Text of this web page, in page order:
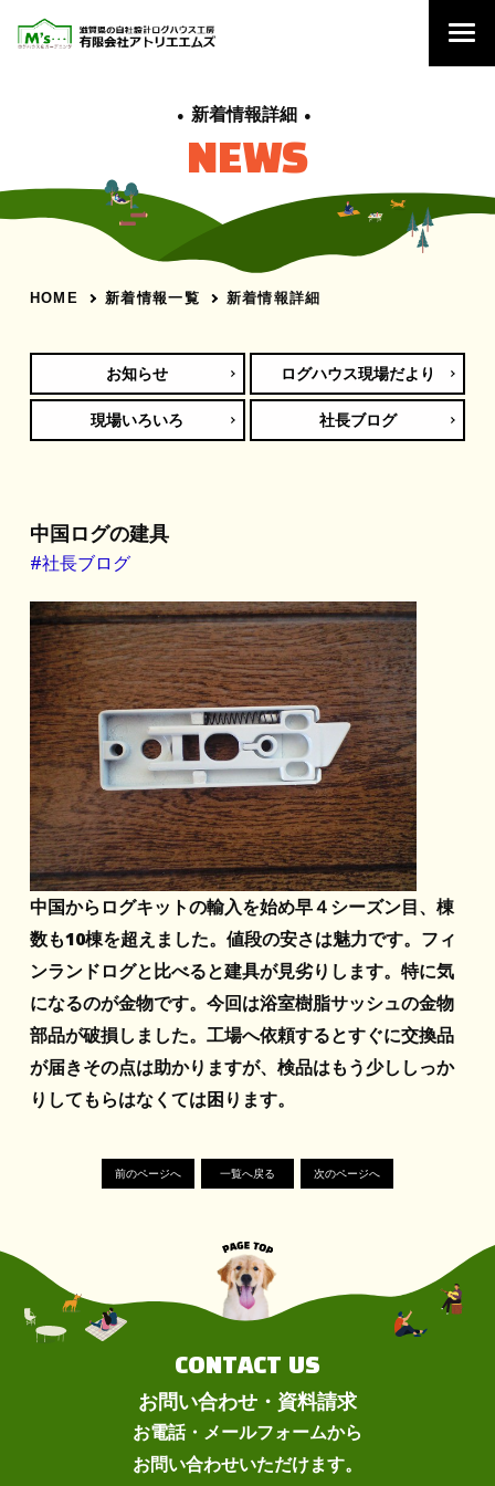
新着情報詳細
NEWS
HOME 新着情報一覧 新着情報詳細
お知らせ ログハウス現場だより
現場いろいろ 社長ブログ
中国ログの建具
#社長ブログ
中国からログキットの輸入を始め早４シーズン目、棟
数も10棟を超えました。値段の安さは魅力です。フィ
ンランドログと比べると建具が見劣りします。特に気
になるのが金物です。今回は浴室樹脂サッシュの金物
部品が破損しました。工場へ依頼するとすぐに交換品
が届きその点は助かりますが、検品はもう少ししっか
りしてもらはなくては困ります。
前のページへ 一覧へ戻る 次のページへ
CONTACT US
お問い合わせ・資料請求
お電話・メールフォームから
お問い合わせいただけます。